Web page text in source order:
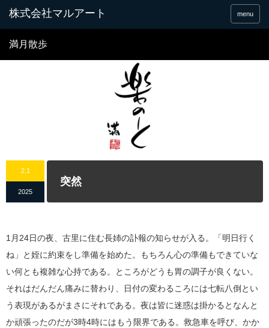
menu
満月散歩
2.1
2025
突然
1月24日の夜、古里に住む長姉の訃報の知らせが入る。「明日行く
ね」と姪に約束をし準備を始めた。もちろん心の準備もできていな
い何とも複雑な心持である。ところがどうも胃の調子が良くない。
それはだんだん痛みに替わり、日付の変わるころには七転八倒とい
う表現があるがまさにそれである。夜は皆に迷惑は掛かるとなんと
か頑張ったのだが3時4時にはもう限界である。救急車を呼び、かか